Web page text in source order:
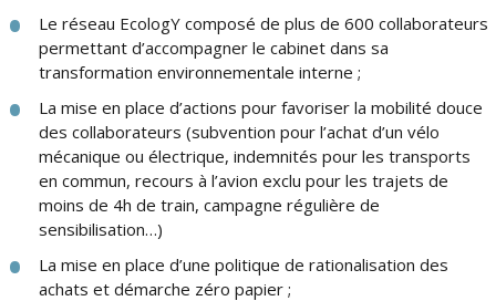
Le réseau EcologY composé de plus de 600 collaborateurs
permettant d’accompagner le cabinet dans sa
transformation environnementale interne ;
La mise en place d’actions pour favoriser la mobilité douce
des collaborateurs (subvention pour l’achat d’un vélo
mécanique ou électrique, indemnités pour les transports
en commun, recours à l’avion exclu pour les trajets de
moins de 4h de train, campagne régulière de
sensibilisation…)
La mise en place d’une politique de rationalisation des
achats et démarche zéro papier ;